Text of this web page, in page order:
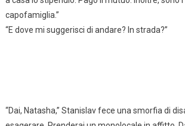
capofamiglia.”
“E dove mi suggerisci di andare? In strada?”
“Dai, Natasha,” Stanislav fece una smorfia di